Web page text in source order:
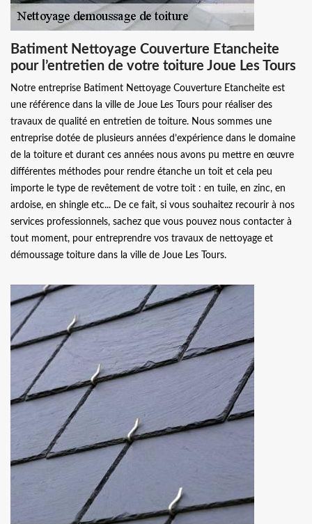
Batiment Nettoyage Couverture Etancheite
pour l’entretien de votre toiture Joue Les Tours
Notre entreprise Batiment Nettoyage Couverture Etancheite est
une référence dans la ville de Joue Les Tours pour réaliser des
travaux de qualité en entretien de toiture. Nous sommes une
entreprise dotée de plusieurs années d’expérience dans le domaine
de la toiture et durant ces années nous avons pu mettre en œuvre
différentes méthodes pour rendre étanche un toit et cela peu
importe le type de revêtement de votre toit : en tuile, en zinc, en
ardoise, en shingle etc... De ce fait, si vous souhaitez recourir à nos
services professionnels, sachez que vous pouvez nous contacter à
tout moment, pour entreprendre vos travaux de nettoyage et
démoussage toiture dans la ville de Joue Les Tours.